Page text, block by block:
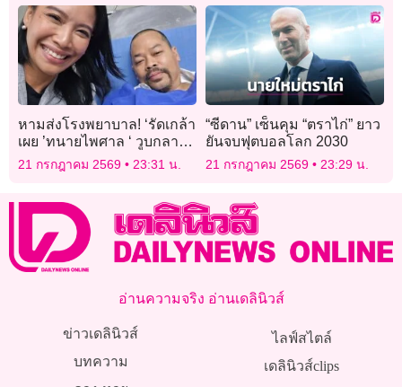
หามส่งโรงพยาบาล! ‘รัดเกล้า
เผย ’ทนายไพศาล ‘ วูบกลาง
วงประชุม กมธ.พบ หัวใจเต้น
ผิดจังหวะ ตอนนี้ปลอดภัย
21 กรกฎาคม 2569 23:31 น.
“ซีดาน” เซ็นคุม “ตราไก่” ยาว
ยันจบฟุตบอลโลก 2030
21 กรกฎาคม 2569 23:29 น.
อ่านความจริง อ่านเดลินิวส์
ข่าวเดลินิวส์
บทความ
ไลฟ์สไตล์
เดลินิวส์clips